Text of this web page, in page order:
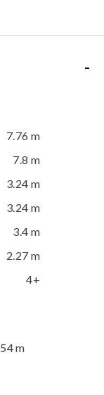
-
7.76 m
7.8 m
3.24 m
3.24 m
3.4 m
2.27 m
4+
m